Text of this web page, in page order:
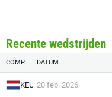
Recente wedstrijden
COMP. DATUM
KEU 20 feb. 2026